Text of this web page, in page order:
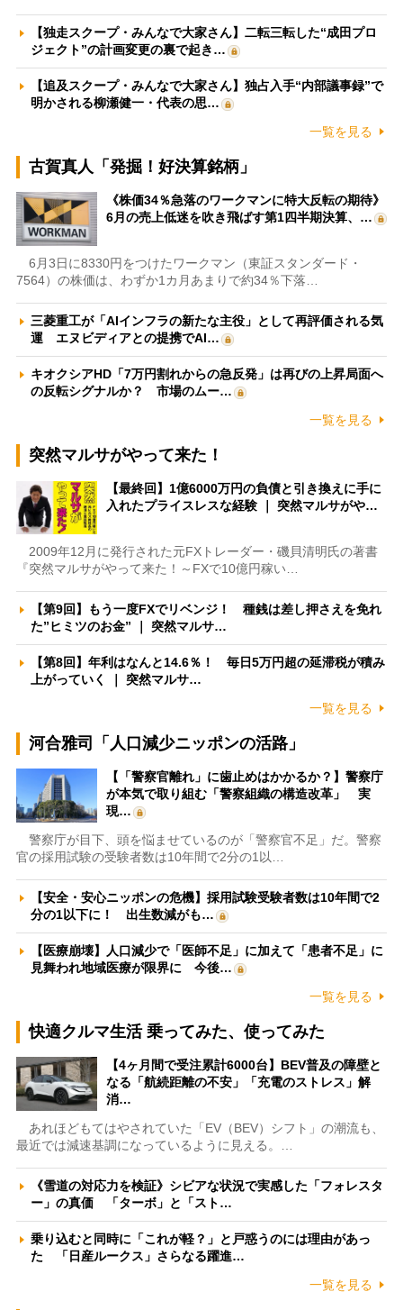
【独走スクープ・みんなで大家さん】二転三転した“成田プロ
ジェクト”の計画変更の裏で起き…
【追及スクープ・みんなで大家さん】独占入手“内部議事録”で
明かされる柳瀬健一・代表の思…
一覧を見る
古賀真人「発掘！好決算銘柄」
《株価34％急落のワークマンに特大反転の期待》
6月の売上低迷を吹き飛ばす第1四半期決算、…
6月3日に8330円をつけたワークマン（東証スタンダード・
7564）の株価は、わずか1カ月あまりで約34％下落…
三菱重工が「AIインフラの新たな主役」として再評価される気
運 エヌビディアとの提携でAI…
キオクシアHD「7万円割れからの急反発」は再びの上昇局面へ
の反転シグナルか？ 市場のムー…
一覧を見る
突然マルサがやって来た！
【最終回】1億6000万円の負債と引き換えに手に
入れたプライスレスな経験 ｜ 突然マルサがや…
2009年12月に発行された元FXトレーダー・磯貝清明氏の著書
『突然マルサがやって来た！～FXで10億円稼い…
【第9回】もう一度FXでリベンジ！ 種銭は差し押さえを免れ
た”ヒミツのお金” ｜ 突然マルサ…
【第8回】年利はなんと14.6％！ 毎日5万円超の延滞税が積み
上がっていく ｜ 突然マルサ…
一覧を見る
河合雅司「人口減少ニッポンの活路」
【「警察官離れ」に歯止めはかかるか？】警察庁
が本気で取り組む「警察組織の構造改革」 実
現…
警察庁が目下、頭を悩ませているのが「警察官不足」だ。警察
官の採用試験の受験者数は10年間で2分の1以…
【安全・安心ニッポンの危機】採用試験受験者数は10年間で2
分の1以下に！ 出生数減がも…
【医療崩壊】人口減少で「医師不足」に加えて「患者不足」に
見舞われ地域医療が限界に 今後…
一覧を見る
快適クルマ生活 乗ってみた、使ってみた
【4ヶ月間で受注累計6000台】BEV普及の障壁と
なる「航続距離の不安」「充電のストレス」解
消…
あれほどもてはやされていた「EV（BEV）シフト」の潮流も、
最近では減速基調になっているように見える。…
《雪道の対応力を検証》シビアな状況で実感した「フォレスタ
ー」の真価 「ターボ」と「スト…
乗り込むと同時に「これが軽？」と戸惑うのには理由があっ
た 「日産ルークス」さらなる躍進…
一覧を見る